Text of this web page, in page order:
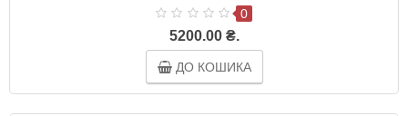
Chocolate0
5200.00 ₴.
ДО КОШИКА